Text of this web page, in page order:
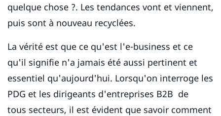
quelque chose ?. Les tendances vont et viennent,
puis sont à nouveau recyclées.
La vérité est que ce qu'est l'e-business et ce
qu'il signifie n'a jamais été aussi pertinent et
essentiel qu'aujourd'hui. Lorsqu'on interroge les
PDG et les dirigeants d'entreprises B2B de
tous secteurs, il est évident que savoir comment